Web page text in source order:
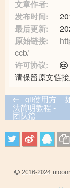
文章作者:
发布时间:
最后更新:
原始链接:
ccb/
许可协议:
请保留原文链接
git使用方
法简明教程 -
团队篇
2016-2024